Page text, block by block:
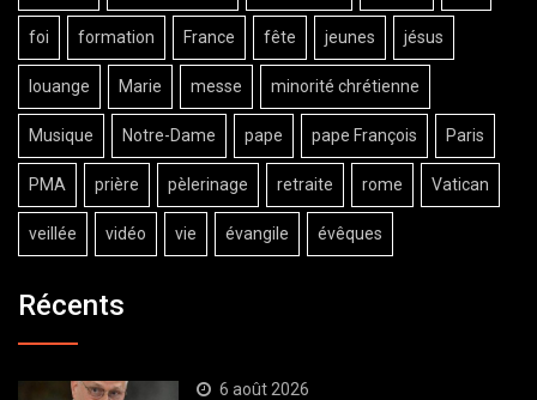
foi formation France fête jeunes jésus
louange Marie messe minorité chrétienne
Musique Notre-Dame pape pape François Paris
PMA prière pèlerinage retraite rome Vatican
veillée vidéo vie évangile évêques
Récents
6 août 2026